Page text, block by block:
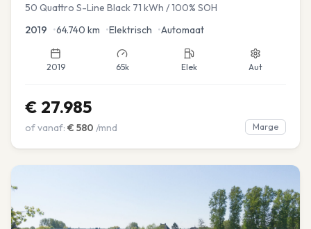
50 Quattro S-Line Black 71 kWh / 100% SOH
2019 •64.740 km •Elektrisch •Automaat
2019 65k Elek Aut
€ 27.985
of vanaf: € 580 /mnd Marge